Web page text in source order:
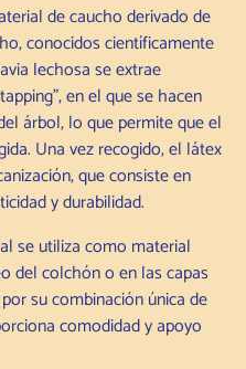
de caucho derivado de
conocidos científicamente
lechosa se extrae
en el que se hacen
árbol, lo que permite que el
Una vez recogido, el látex
que consiste en
y durabilidad.
se utiliza como material
del colchón o en las capas
su combinación única de
comodidad y apoyo